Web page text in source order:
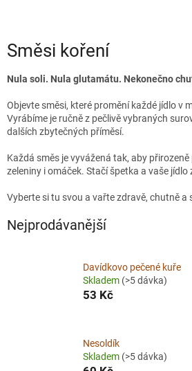
Směsi koření
Nula soli. Nula glutamátu. Nekonečno
Objevte směsi, které promění každé jídlo v
Vyrábíme je ručně z pečlivě vybraných
dalších zbytečných příměsí.
Každá směs je vyvážená tak, aby
zeleniny i omáček. Stačí špetka a vaše jídlo
Vyberte si tu svou a vařte zdravě, chutně a
Nejprodávanější
Davídkovo pečené kuře
Skladem (>5 dávka)
53 Kč
Nesoldík
Skladem (>5 dávka)